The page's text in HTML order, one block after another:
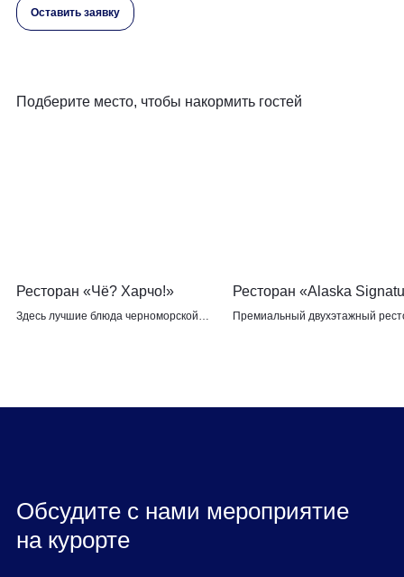
Оставить заявку
Подберите место, чтобы накормить гостей
Ресторан «Чё? Харчо!»
Здесь лучшие блюда черноморской
Ресторан «Alaska
Премиальный двухэтажный
Обсудите с нами мероприятие
на курорте